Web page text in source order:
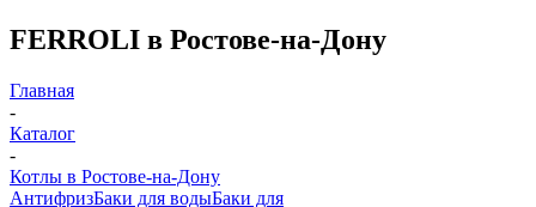
FERROLI в Ростове-на-Дону
Главная
-
Каталог
-
Котлы в Ростове-на-Дону
АнтифризБаки для водыБаки для